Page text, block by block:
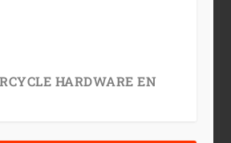
HARDWARE EN